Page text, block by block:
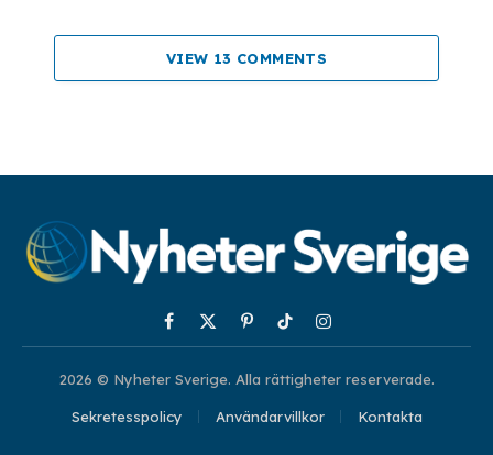
VIEW 13 COMMENTS
Facebook
X
(Twitter)
PinterestTikTokInstagram
2026 © Nyheter Sverige. Alla rättigheter reserverade.
Sekretesspolicy Användarvillkor Kontakta